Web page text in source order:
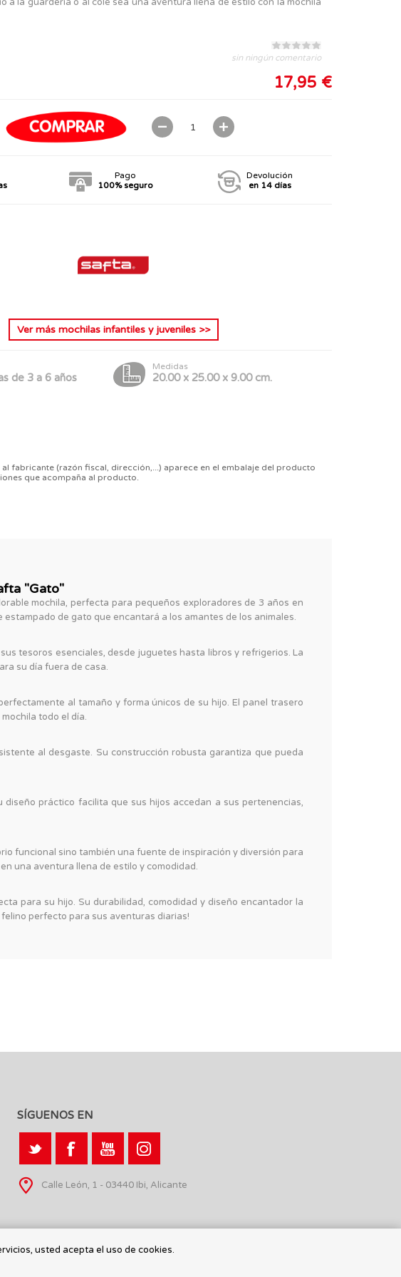
a la guardería o al cole sea una aventura llena de estilo con la mochila
sin ningún comentario
17,95 €
Pago
100% seguro
Devolución
en 14 días
Ver más mochilas infantiles y juveniles>>
de 3 a 6 años
Medidas
20.00 x 25.00 x 9.00 cm.
fabricante (razón fiscal, dirección,...) aparece en el embalaje del producto
que acompaña al producto.
"Gato"
mochila, perfecta para pequeños exploradores de 3 años en
de gato que encantará a los amantes de los animales.
tesoros esenciales, desde juguetes hasta libros y refrigerios. La
su día fuera de casa.
al tamaño y forma únicos de su hijo. El panel trasero
todo el día.
al desgaste. Su construcción robusta garantiza que pueda
práctico facilita que sus hijos accedan a sus pertenencias,
funcional sino también una fuente de inspiración y diversión para
una aventura llena de estilo y comodidad.
para su hijo. Su durabilidad, comodidad y diseño encantador la
perfecto para sus aventuras diarias!
SÍGUENOS EN
Calle León, 1 - 03440 Ibi, Alicante
usted acepta el uso de cookies.